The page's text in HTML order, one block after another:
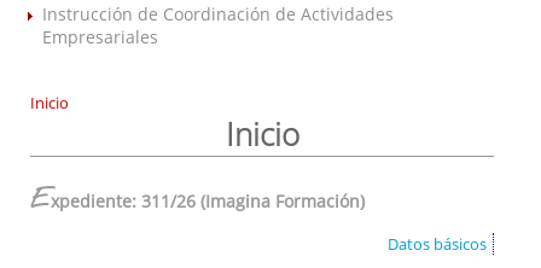
Instrucción de Coordinación de Actividades
Empresariales
Inicio
Inicio
Expediente: 311/26 (Imagina Formación)
Datos básicos